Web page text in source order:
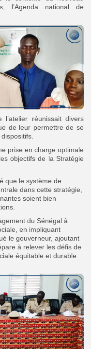
l’Agenda national de
réunissait divers
de leur permettre de se
prise en charge optimale
objectifs de la Stratégie
que le système de
dans cette stratégie,
soient bien
du Sénégal à
en impliquant
le gouverneur, ajoutant
à relever les défis de
équitable et durable